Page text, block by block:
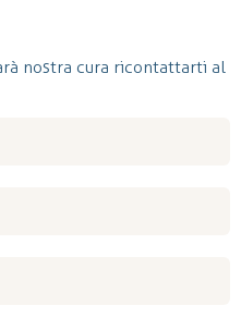
nostra cura ricontattarti al